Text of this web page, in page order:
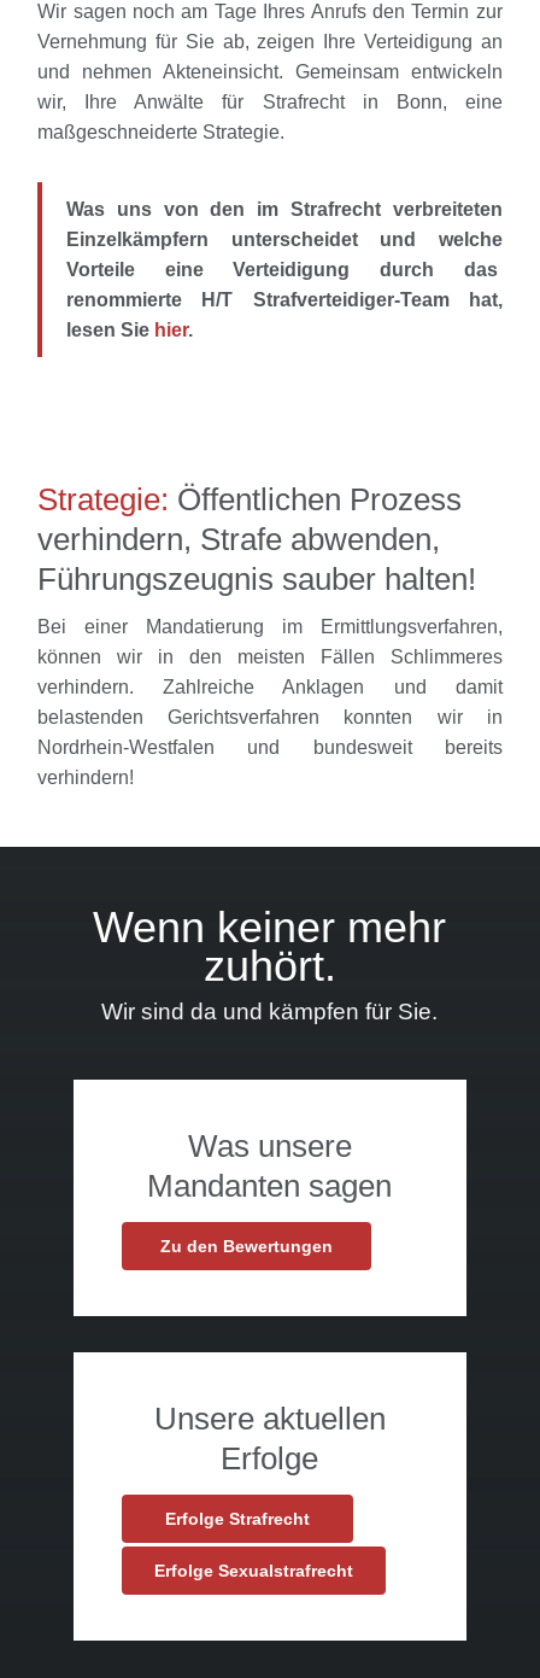
Wir sagen noch am Tage Ihres Anrufs den Termin zur
Vernehmung für Sie ab, zeigen Ihre Verteidigung an
und nehmen Akteneinsicht. Gemeinsam entwickeln
wir, Ihre Anwälte für Strafrecht in Bonn, eine
maßgeschneiderte Strategie.
Was uns von den im Strafrecht verbreiteten
Einzelkämpfern unterscheidet und welche
Vorteile eine Verteidigung durch das
renommierte H/T Strafverteidiger-Team hat,
lesen Sie hier.
Strategie: Öffentlichen Prozess
verhindern, Strafe abwenden,
Führungszeugnis sauber halten!
Bei einer Mandatierung im Ermittlungsverfahren,
können wir in den meisten Fällen Schlimmeres
verhindern. Zahlreiche Anklagen und damit
belastenden Gerichtsverfahren konnten wir in
Nordrhein-Westfalen und bundesweit bereits
verhindern!
Wenn keiner mehr
zuhört.
Wir sind da und kämpfen für Sie.
Was unsere
Mandanten sagen
Zu den Bewertungen
Unsere aktuellen
Erfolge
Erfolge Strafrecht
Erfolge Sexualstrafrecht